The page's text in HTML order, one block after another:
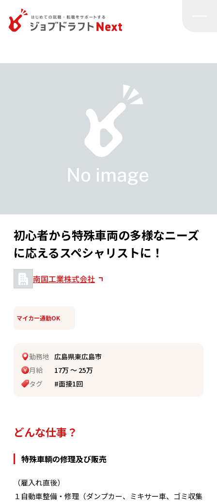
初心者から特殊車両の多様なニーズ
に応えるスペシャリストに！
南国工業株式会社
どんな仕事？
特殊車輌の修理及び販売
（雇入れ直後）
１自動車整備・修理（ダンプカー、ミキサー車、ゴミ収集
勤務地 広島県東広島市
月給
17万 〜 25万
タグ
#面接1回
マイカー通勤OK